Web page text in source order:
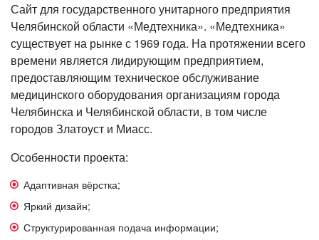
Сайт для государственного унитарного предприятия
Челябинской области «Медтехника». «Медтехника»
существует на рынке с 1969 года. На протяжении всего
времени является лидирующим предприятием,
предоставляющим техническое обслуживание
медицинского оборудования организациям города
Челябинска и Челябинской области, в том числе
городов Златоуст и Миасс.
Особенности проекта:
Адаптивная вёрстка;
Яркий дизайн;
Структурированная подача информации;